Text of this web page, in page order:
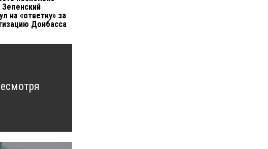
Зеленский
на «ответку» за
Донбасса